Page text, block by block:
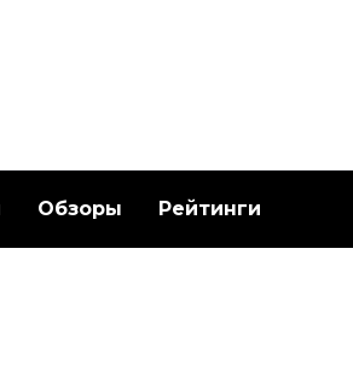
Обзоры Рейтинги